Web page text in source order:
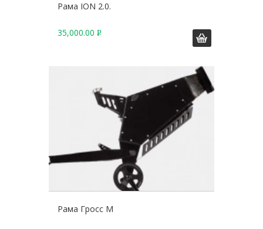
Рама ION 2.0.
35,000.00 Р
Рама Гросс М